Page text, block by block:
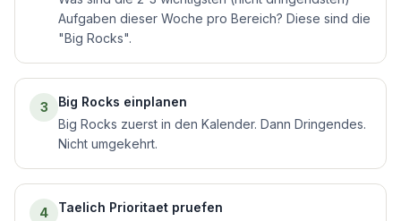
Aufgaben dieser Woche pro Bereich? Diese sind die
"Big Rocks".
3
Big Rocks einplanen
Big Rocks zuerst in den Kalender. Dann Dringendes.
Nicht umgekehrt.
4
Taelich Prioritaet pruefen